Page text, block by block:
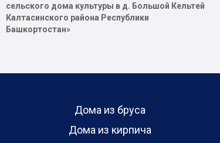
сельского дома культуры в д. Большой Кельтей
Калтасинского района Республики
Башкортостан»
Дома из бруса
Дома из кирпича